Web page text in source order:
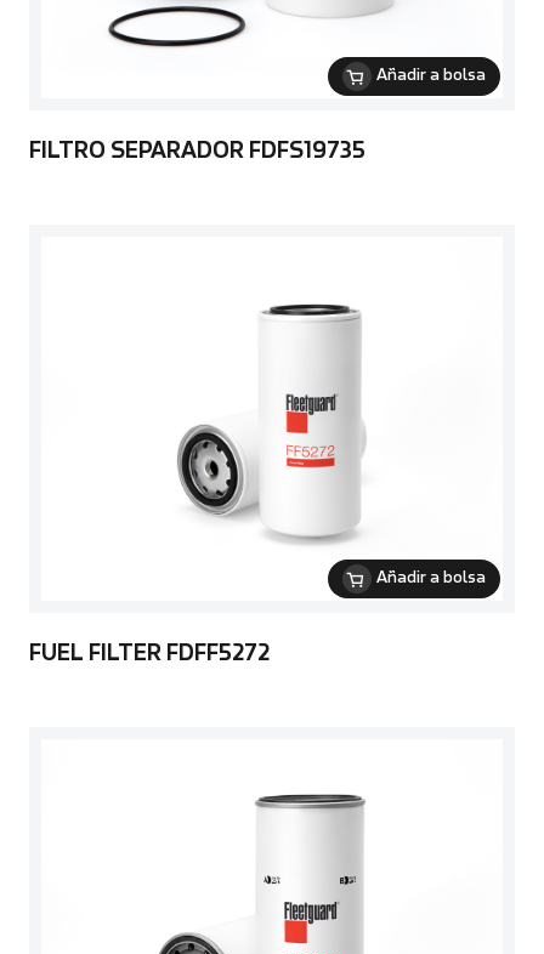
Añadir a bolsa
FILTRO SEPARADOR FDFS19735
Añadir a bolsa
FUEL FILTER FDFF5272